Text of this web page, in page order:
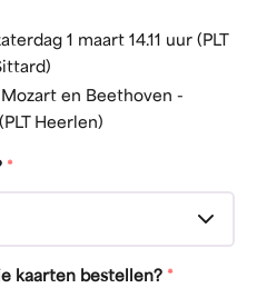
1 maart 14.11 uur (PLT
en Beethoven -
Heerlen)
*
kaarten bestellen? *